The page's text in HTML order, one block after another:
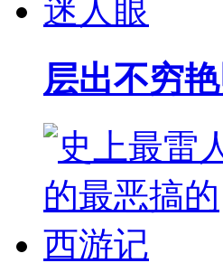
层出不穷